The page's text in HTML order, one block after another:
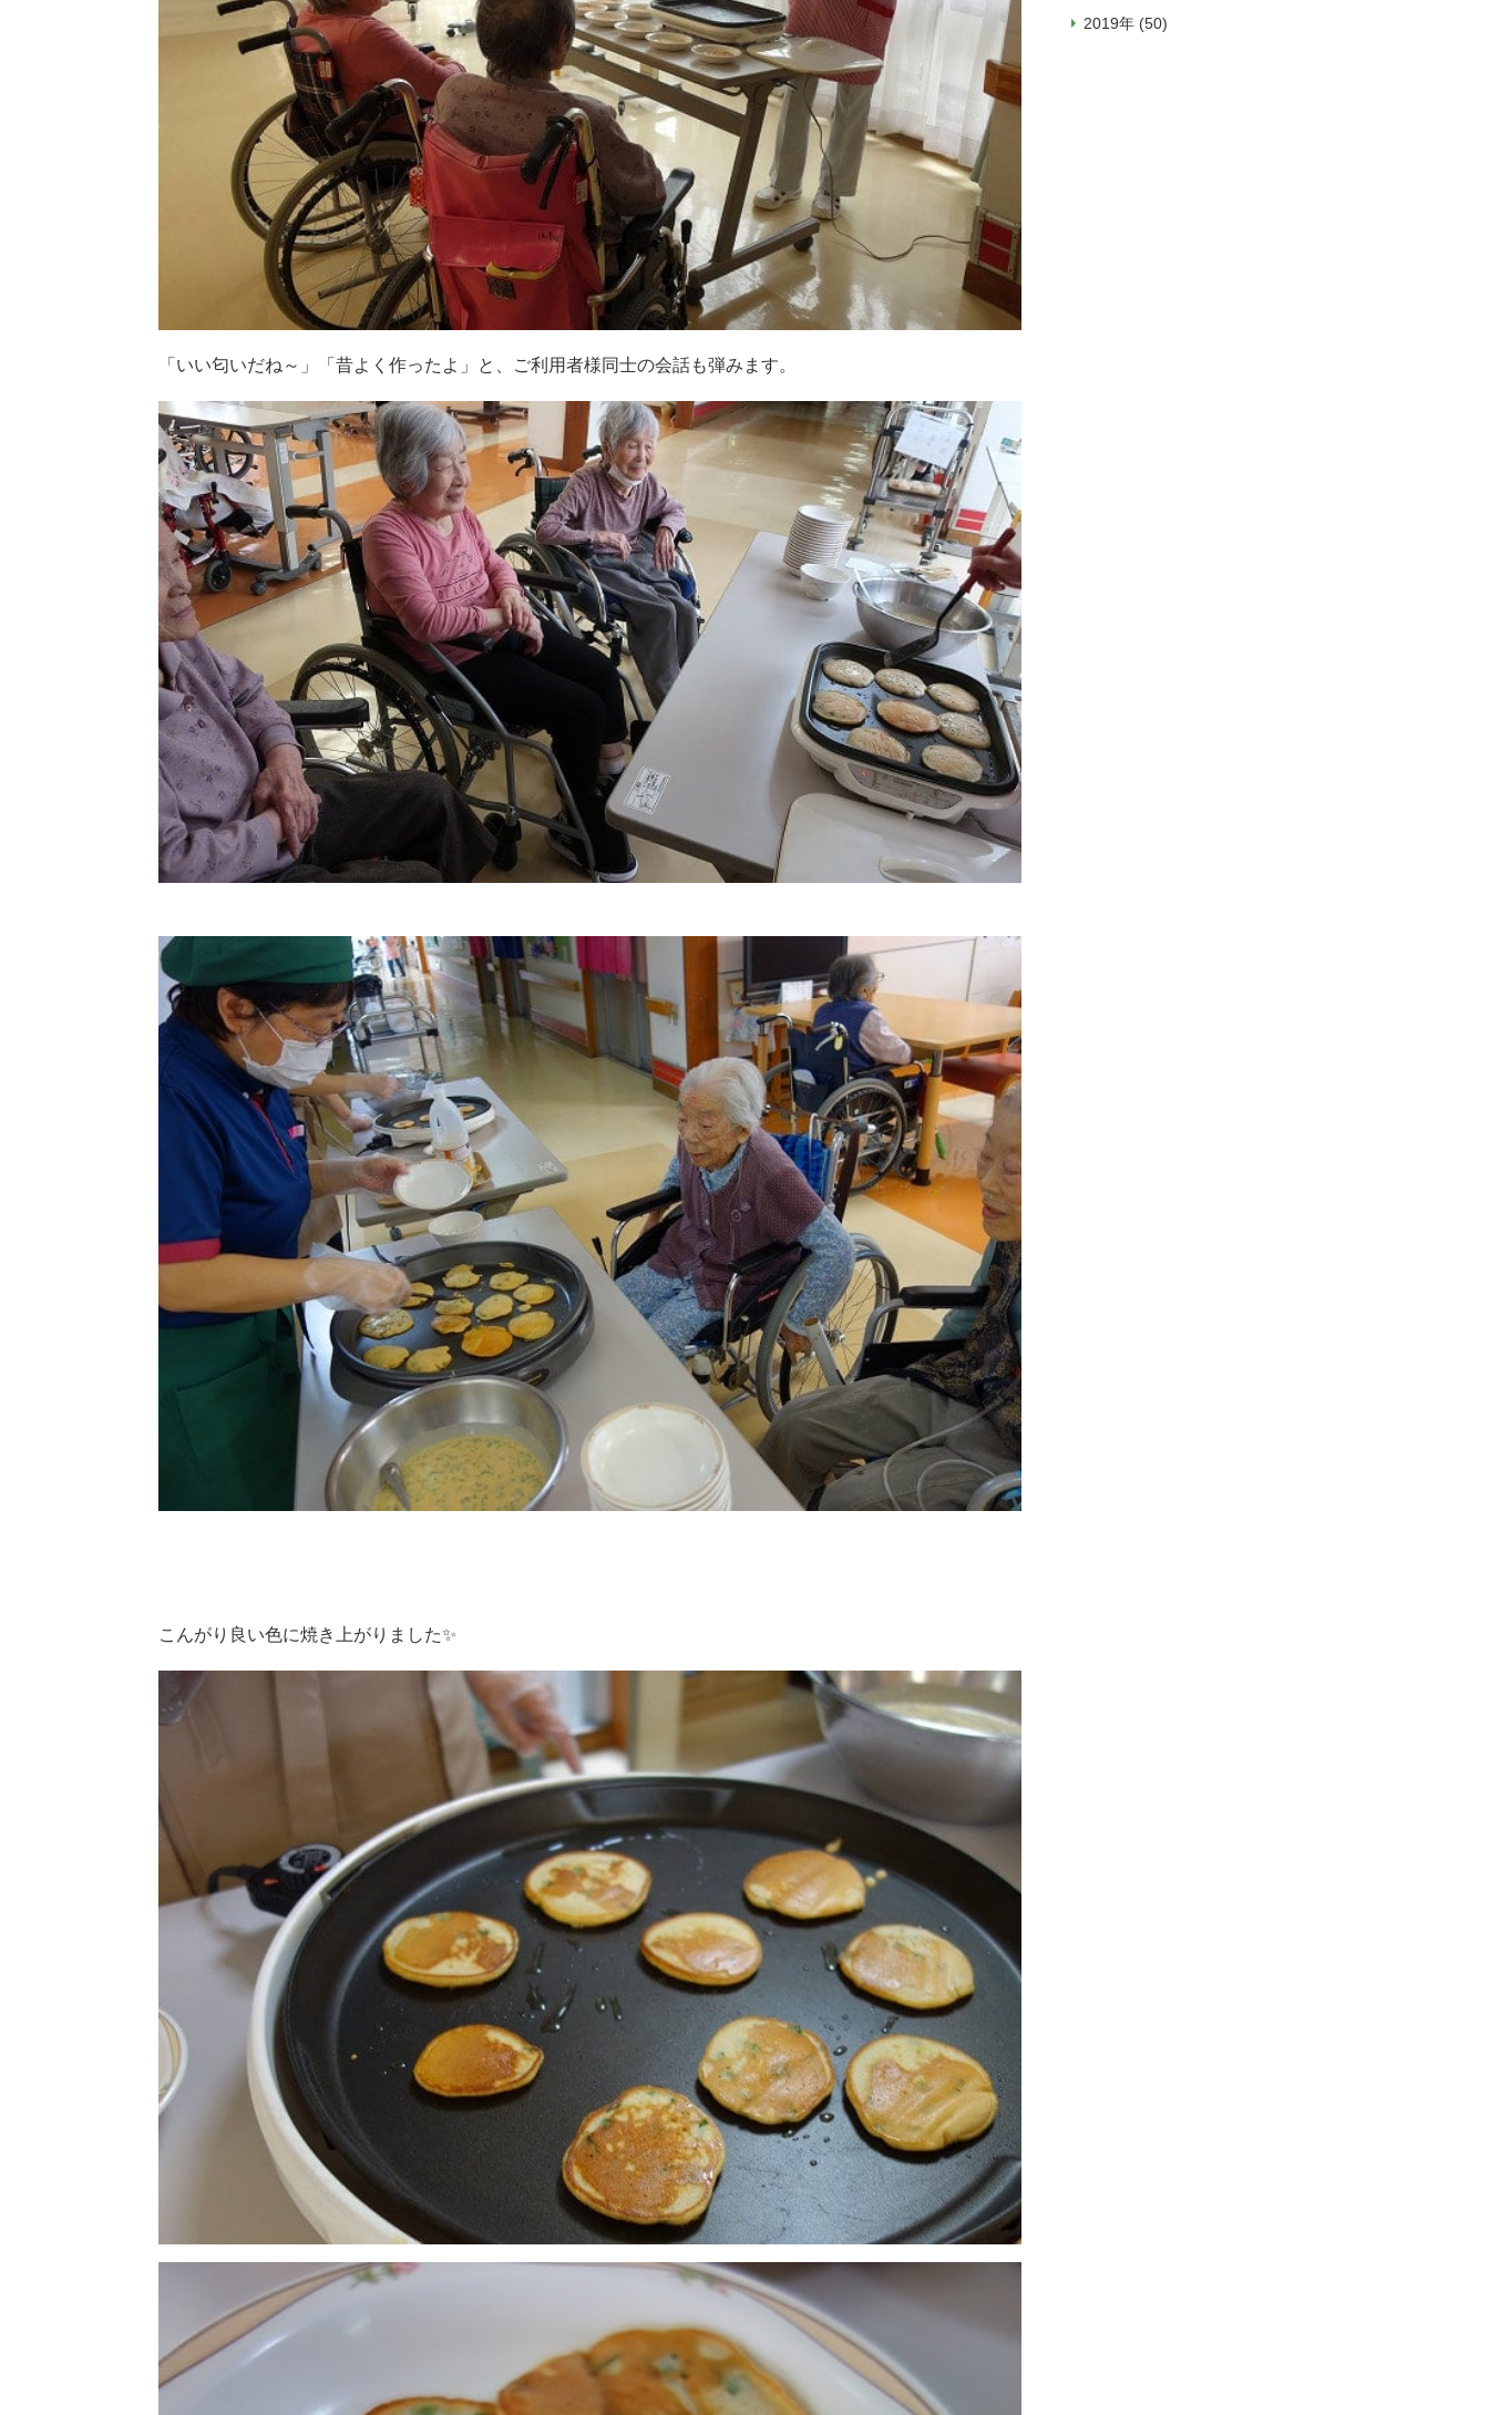
「いい匂いだね～」「昔よく作ったよ」と、ご利用者様同士の会話も弾みます。
こんがり良い色に焼き上がりました✨
2019年 (50)